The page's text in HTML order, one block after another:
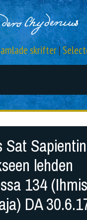
skrifter|
Sapientin
lehden
134
DA